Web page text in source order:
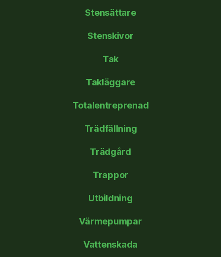
Stensättare
Stenskivor
Tak
Takläggare
Totalentreprenad
Trädfällning
Trädgård
Trappor
Utbildning
Värmepumpar
Vattenskada